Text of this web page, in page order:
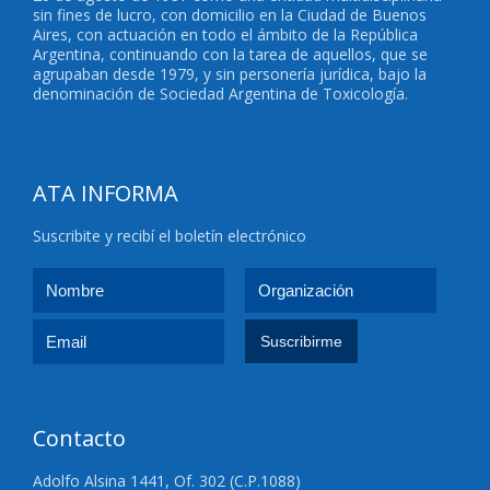
sin fines de lucro, con domicilio en la Ciudad de Buenos
Aires, con actuación en todo el ámbito de la República
Argentina, continuando con la tarea de aquellos, que se
agrupaban desde 1979, y sin personería jurídica, bajo la
denominación de Sociedad Argentina de Toxicología.
ATA INFORMA
Suscribite y recibí el boletín electrónico
Contacto
Adolfo Alsina 1441, Of. 302 (C.P.1088)